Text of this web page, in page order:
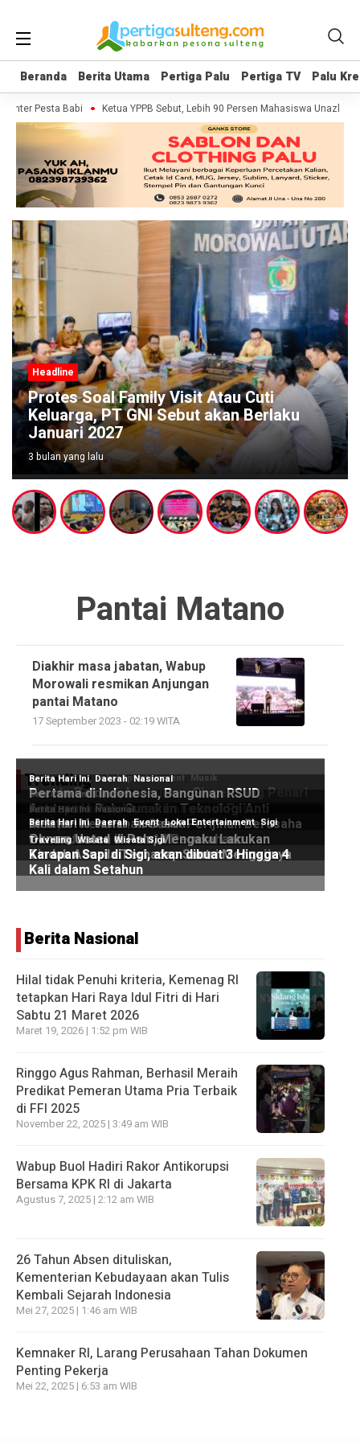
Beranda Berita Utama Pertiga Palu Pertiga TV Palu
Beranda Berita Utama Pertiga Palu Pertiga TV Palu
Pesta Babi Ketua YPPB Sebut, Lebih 90 Persen Mahasiswa Unazlam
Headline
Wabup Poso Jemput Peluang
Kakao Sulawesi di Forum
Makassar
3 bulan yang lalu
Pantai Matano
Diakhir masa jabatan, Wabup
Morowali resmikan Anjungan
pantai Matano
17 September 2023 - 02:19 WITA
Trending
Berita Nasional
Hilal tidak Penuhi kriteria, Kemenag RI
tetapkan Hari Raya Idul Fitri di Hari
Sabtu 21 Maret 2026
Maret 19, 2026 | 1:52 pm WIB
Ringgo Agus Rahman, Berhasil Meraih
Predikat Pemeran Utama Pria Terbaik
di FFI 2025
November 22, 2025 | 3:49 am WIB
Wabup Buol Hadiri Rakor Antikorupsi
Bersama KPK RI di Jakarta
Agustus 7, 2025 | 2:12 am WIB
26 Tahun Absen dituliskan,
Kementerian Kebudayaan akan Tulis
Kembali Sejarah Indonesia
Mei 27, 2025 | 1:46 am WIB
Kemnaker RI, Larang Perusahaan Tahan Dokumen
Penting Pekerja
Mei 22, 2025 | 6:53 am WIB